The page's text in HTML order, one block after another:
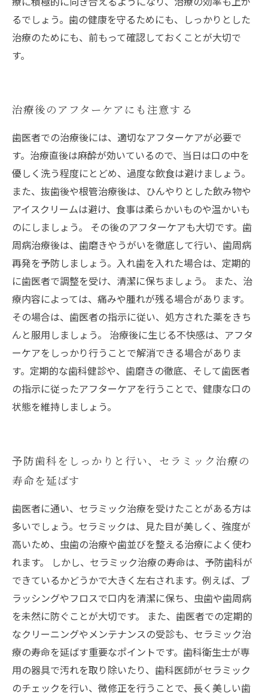
るでしょう。歯の健康を守るためにも、しっかりとした
治療のためにも、前もって確認しておくことが大切で
す。
治療後のアフターケアにも注意する
歯医者での治療後には、適切なアフターケアが必要で
す。治療直後は麻酔が効いているので、当日は口の中を
優しく洗う程度にとどめ、過度な飲食は避けましょう。
また、抜歯後や根管治療後は、ひんやりとした飲み物や
アイスクリームは避け、食事は柔らかいものや温かいも
のにしましょう。 その後のアフターケアも大切です。歯
周病治療後は、歯磨きやうがいを徹底して行い、歯周病
再発を予防しましょう。入れ歯を入れた場合は、定期的
に歯医者で調整を受け、清潔に保ちましょう。 また、治
療内容によっては、痛みや腫れが残る場合があります。
その場合は、歯医者の指示に従い、処方された薬をきち
んと服用しましょう。 治療後に生じる不快感は、アフタ
ーケアをしっかり行うことで解消できる場合がありま
す。定期的な歯科健診や、歯磨きの徹底、そして歯医者
の指示に従ったアフターケアを行うことで、健康な口の
状態を維持しましょう。
予防歯科をしっかりと行い、セラミック治療の
寿命を延ばす
歯医者に通い、セラミック治療を受けたことがある方は
多いでしょう。セラミックは、見た目が美しく、強度が
高いため、虫歯の治療や歯並びを整える治療によく使わ
れます。 しかし、セラミック治療の寿命は、予防歯科が
できているかどうかで大きく左右されます。例えば、ブ
ラッシングやフロスで口内を清潔に保ち、虫歯や歯周病
を未然に防ぐことが大切です。 また、歯医者での定期的
なクリーニングやメンテナンスの受診も、セラミック治
療の寿命を延ばす重要なポイントです。歯科衛生士が専
用の器具で汚れを取り除いたり、歯科医師がセラミック
のチェックを行い、微修正を行うことで、長く美しい歯